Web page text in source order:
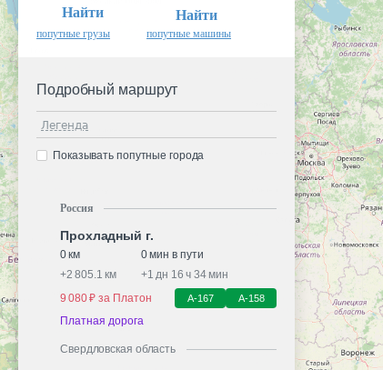
Найти
попутные грузы
Найти
попутные машины
Подробный маршрут
Легенда
Показывать попутные города
Россия
Прохладный г.
0 км
0 мин в пути
+2 805.1 км +1 дн 16 ч 34 мин
9 080 ₽ за Платон
А-167 А-158
Платная дорога
Свердловская область